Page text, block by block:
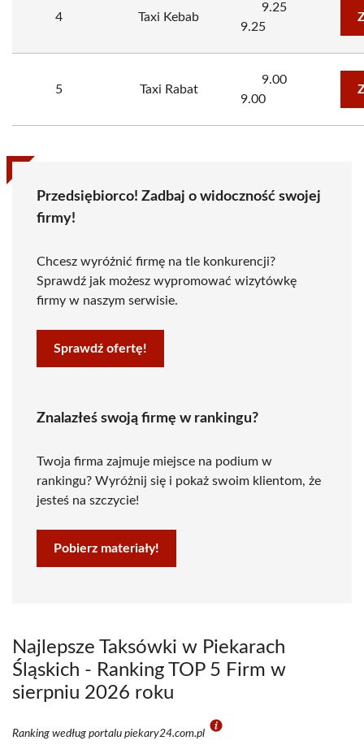
4 Taxi Kebab
9.25
9.25
5 Taxi Rabat
9.00
9.00
Przedsiębiorco! Zadbaj o widoczność swojej
firmy!
Chcesz wyróżnić firmę na tle konkurencji?
Sprawdź jak możesz wypromować wizytówkę
firmy w naszym serwisie.
Sprawdź ofertę!
Znalazłeś swoją firmę w rankingu?
Twoja firma zajmuje miejsce na podium w
rankingu? Wyróżnij się i pokaż swoim klientom, że
jesteś na szczycie!
Pobierz materiały!
Najlepsze Taksówki w Piekarach
Śląskich - Ranking TOP 5 Firm w
sierpniu 2026 roku
Ranking według portalu piekary24.com.pl